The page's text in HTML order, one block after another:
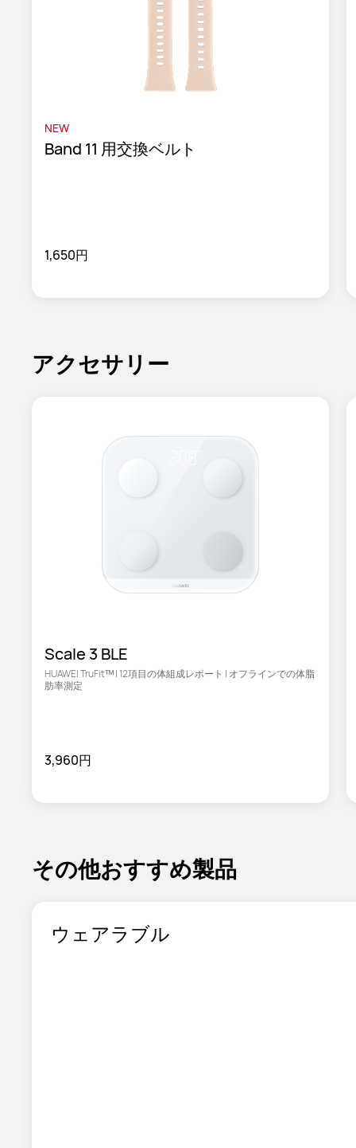
NEW
Band 11 用交換ベルト
1,650円
アクセサリー
Scale 3 BLE
HUAWEI TruFitᵀᴹ | 12項目の体組成レポート | オフラインでの体脂
肪率測定
3,960円
その他おすすめ製品
ウェアラブル